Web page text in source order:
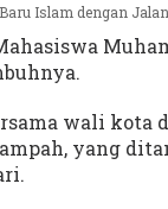
Islam dengan
wali kota
yang